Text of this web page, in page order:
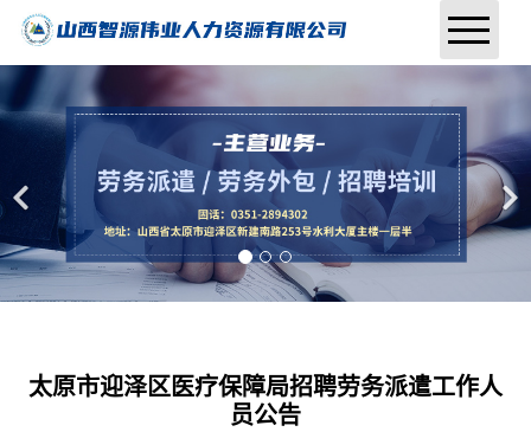
首页
关于我们
业务范围
行业资讯
联系我们
太原市迎泽区医疗保障局招聘劳务派遣工作人
员公告